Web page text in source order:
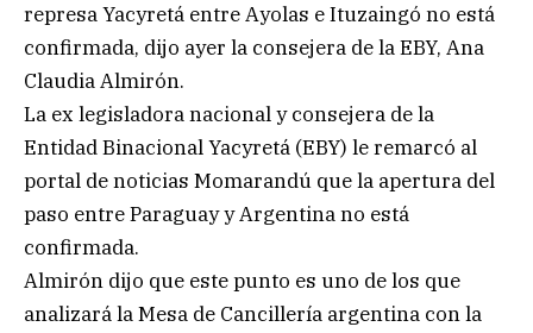
represa Yacyretá entre Ayolas e Ituzaingó no está
confirmada, dijo ayer la consejera de la EBY, Ana
Claudia Almirón.
La ex legisladora nacional y consejera de la
Entidad Binacional Yacyretá (EBY) le remarcó al
portal de noticias Momarandú que la apertura del
paso entre Paraguay y Argentina no está
confirmada.
Almirón dijo que este punto es uno de los que
analizará la Mesa de Cancillería argentina con la